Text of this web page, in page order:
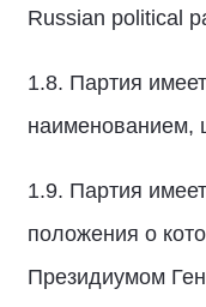
Russian political
1.8. Партия
наименованием,
1.9. Партия
положения о
Президиумом